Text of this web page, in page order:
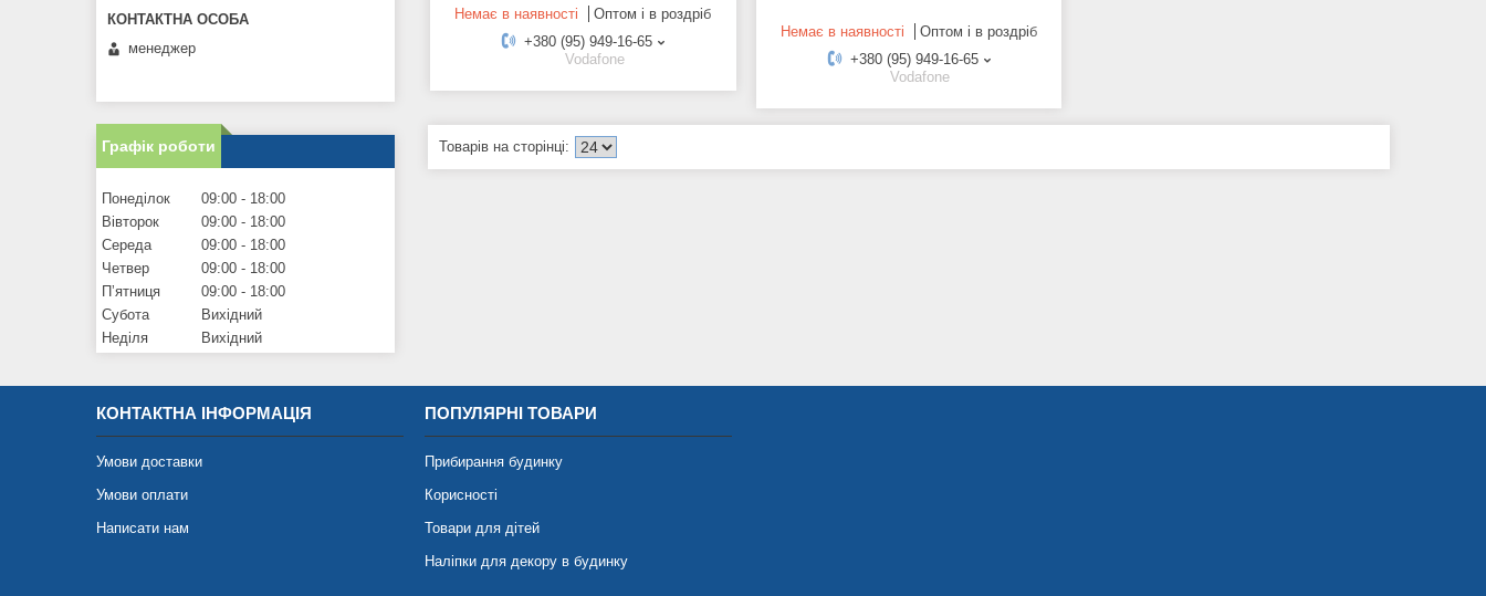
Немає в наявності
Оптом і в роздріб
+380 (95) 949-16-65
Vodafone
Немає в наявності
Оптом і в роздріб
+380 (95) 949-16-65
Vodafone
менеджер
Графік роботи
Понеділок 09:00
18:00
Вівторок
09:00
18:00
Середа
09:00
18:00
Четвер
09:00
18:00
Пʼятниця
09:00
18:00
Субота
Вихідний
Неділя
Вихідний
КОНТАКТНА ІНФОРМАЦІЯ
Умови доставки
Умови оплати
Написати нам
ПОПУЛЯРНІ ТОВАРИ
Прибирання будинку
Корисності
Товари для дітей
Наліпки для декору в будинку